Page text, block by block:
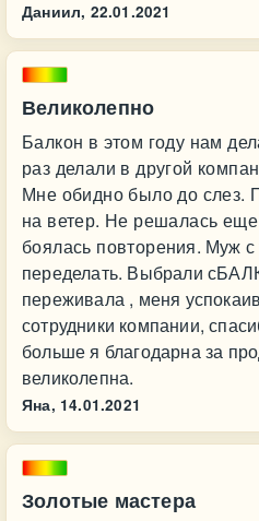
Даниил, 22.01.2021
Великолепно
Балкон в этом году нам
раз делали в другой
Мне обидно было до слез.
на ветер. Не решалась
боялась повторения. Муж с
переделать. Выбрали
переживала , меня
сотрудники компании,
больше я благодарна за
великолепна.
Яна, 14.01.2021
Золотые мастера